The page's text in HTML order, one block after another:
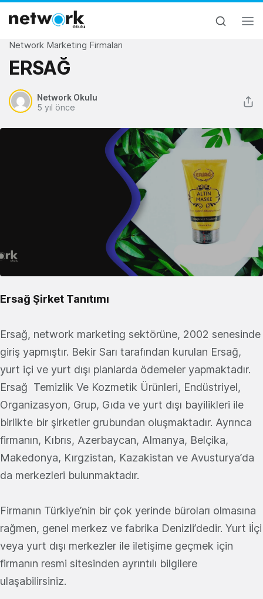
Network Marketing Firmaları
ERSAĞ
Network Okulu
5 yıl önce
Ersağ Şirket Tanıtımı
Ersağ, network marketing sektörüne, 2002 senesinde
giriş yapmıştır. Bekir Sarı tarafından kurulan Ersağ,
yurt içi ve yurt dışı planlarda ödemeler yapmaktadır.
Ersağ Temizlik Ve Kozmetik Ürünleri, Endüstriyel,
Organizasyon, Grup, Gıda ve yurt dışı bayilikleri ile
birlikte bir şirketler grubundan oluşmaktadır. Ayrınca
firmanın, Kıbrıs, Azerbaycan, Almanya, Belçika,
Makedonya, Kırgzistan, Kazakistan ve Avusturya’da
da merkezleri bulunmaktadır.
Firmanın Türkiye’nin bir çok yerinde büroları olmasına
rağmen, genel merkez ve fabrika Denizli’dedir. Yurt iİçi
veya yurt dışı merkezler ile iletişime geçmek için
firmanın resmi sitesinden ayrıntılı bilgilere
ulaşabilirsiniz.